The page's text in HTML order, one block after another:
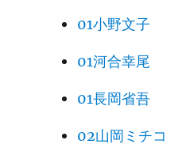
01小野文子
01河合幸尾
01長岡省吾
02山岡ミチコ